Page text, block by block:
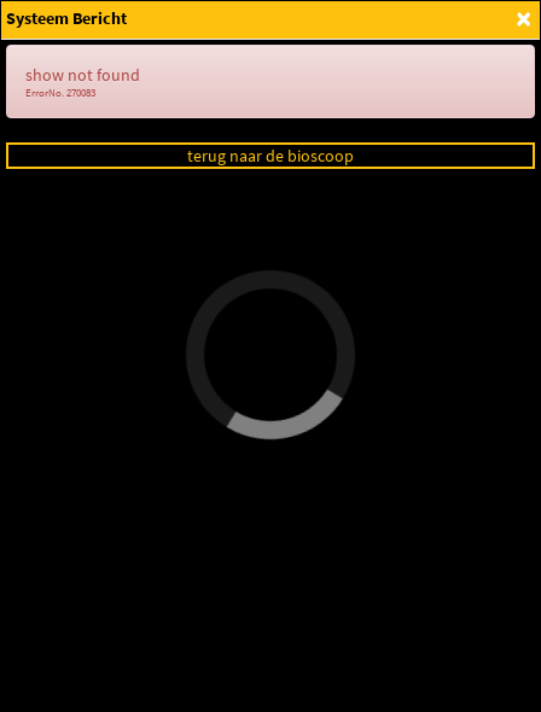
Login
×
Systeem Bericht
show not found
ErrorNo. 270083
terug naar de bioscoop